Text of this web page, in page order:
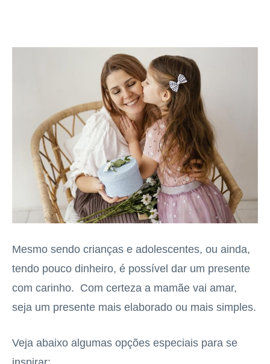
Mesmo sendo crianças e adolescentes, ou ainda,
tendo pouco dinheiro, é possível dar um presente
com carinho. Com certeza a mamãe vai amar,
seja um presente mais elaborado ou mais simples.
Veja abaixo algumas opções especiais para se